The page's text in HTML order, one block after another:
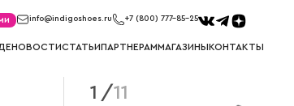
info@indigoshoes.ru +7 (800) 777-85-25
НОВОСТИСТАТЬИПАРТНЕРАММАГАЗИНЫКОНТАКТЫ
САНДАЛИИ
1 /11